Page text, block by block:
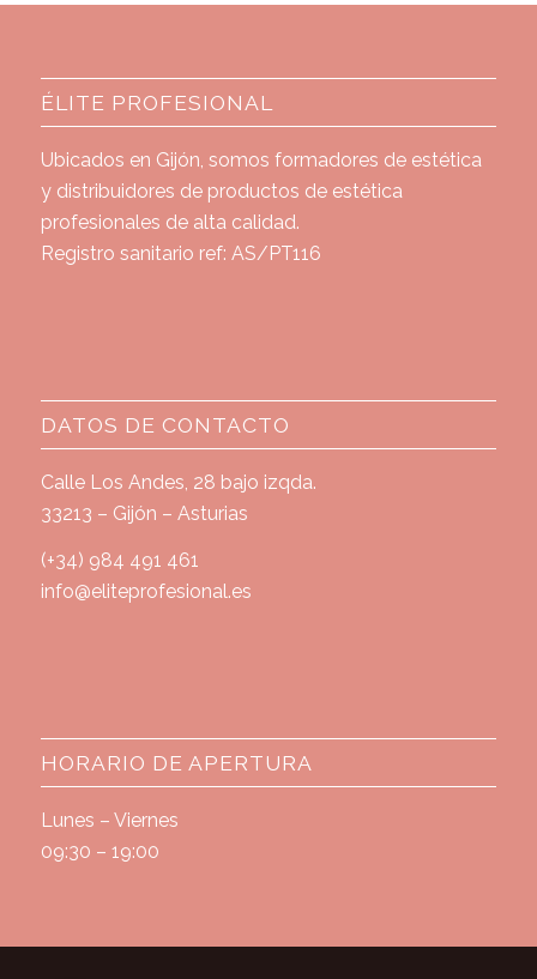
ÉLITE PROFESIONAL
Ubicados en Gijón, somos formadores de estética
y distribuidores de productos de estética
profesionales de alta calidad.
Registro sanitario ref: AS/PT116
DATOS DE CONTACTO
Calle Los Andes, 28 bajo izqda.
33213 – Gijón – Asturias
(+34) 984 491 461
info@eliteprofesional.es
HORARIO DE APERTURA
Lunes – Viernes
09:30 – 19:00